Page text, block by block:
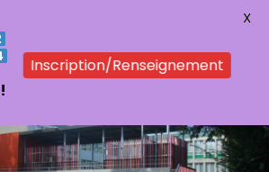
Inscription/Renseignement
X